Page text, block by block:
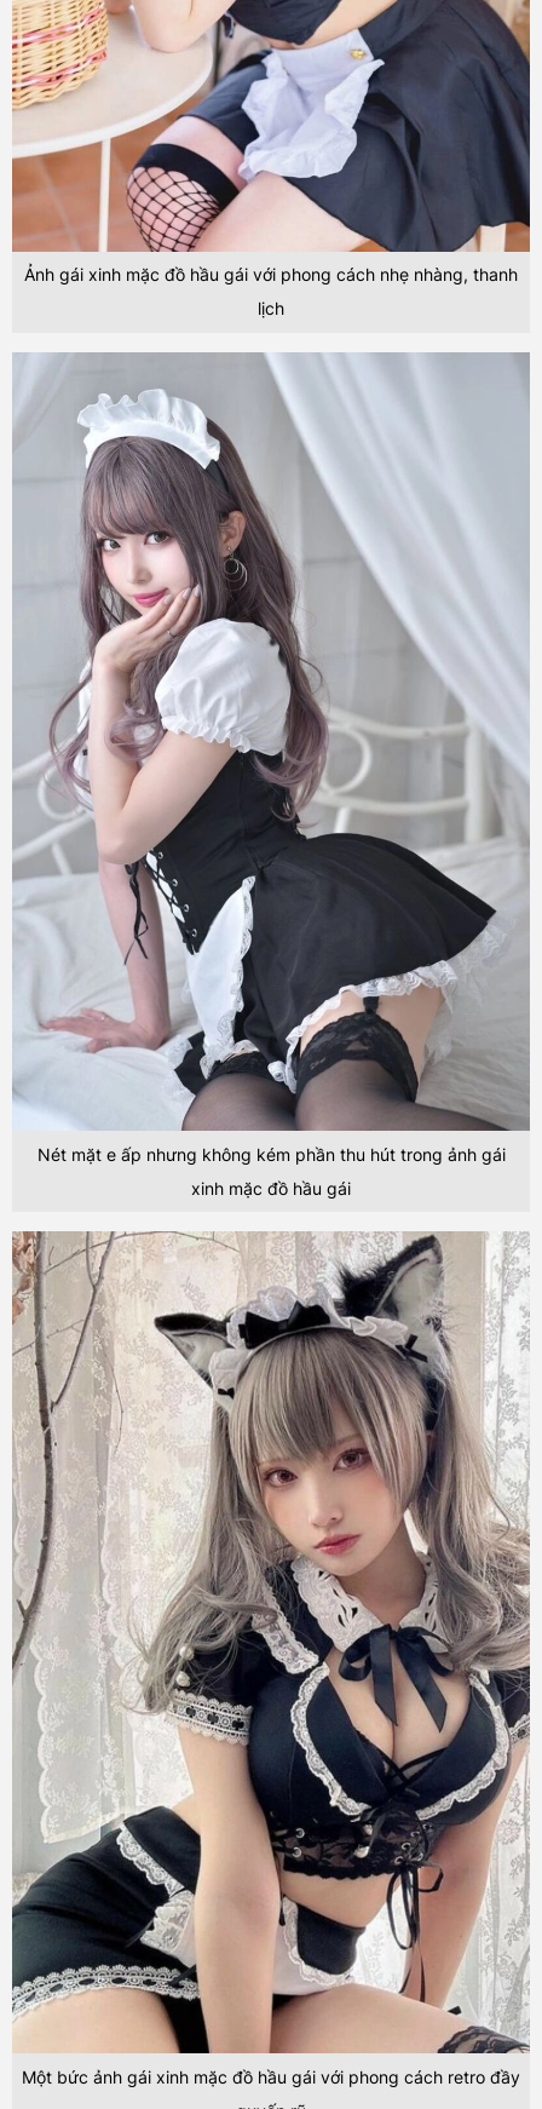
Ảnh gái xinh mặc đồ hầu gái với phong cách nhẹ nhàng, thanh
lịch
Nét mặt e ấp nhưng không kém phần thu hút trong ảnh gái
xinh mặc đồ hầu gái
Một bức ảnh gái xinh mặc đồ hầu gái với phong cách retro đầy